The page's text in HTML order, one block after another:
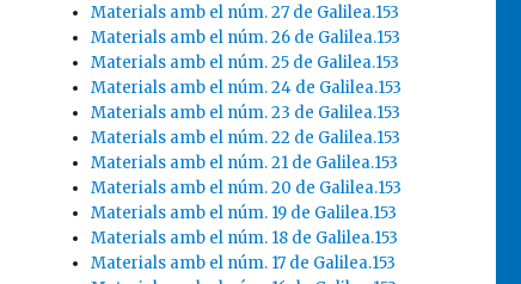
Materials amb el núm. 27 de Galilea.153
Materials amb el núm. 26 de Galilea.153
Materials amb el núm. 25 de Galilea.153
Materials amb el núm. 24 de Galilea.153
Materials amb el núm. 23 de Galilea.153
Materials amb el núm. 22 de Galilea.153
Materials amb el núm. 21 de Galilea.153
Materials amb el núm. 20 de Galilea.153
Materials amb el núm. 19 de Galilea.153
Materials amb el núm. 18 de Galilea.153
Materials amb el núm. 17 de Galilea.153